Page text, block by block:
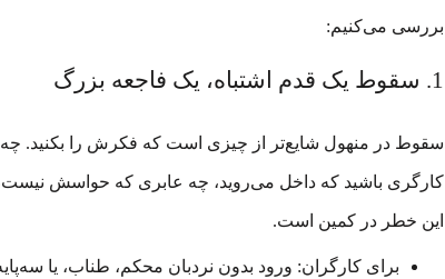
بررسی می‌کنیم:
1. سقوط یک قدم اشتباه، یک فاجعه بزرگ
سقوط در منهول شایع‌تر از چیزی است که فکرش را بکنید. چه
کارگری باشید که داخل می‌روید، چه عابری که حواسش
این خطر در کمین است.
برای کارگران: ورود بدون نردبان محکم، طناب، یا